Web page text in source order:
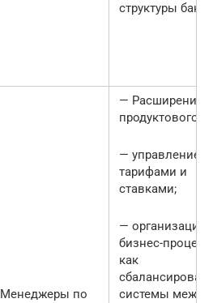
структуры банка
Менеджеры по
— Расширение
продуктового
— управление
тарифами и
ставками;
— организация
бизнес-
как
системы между